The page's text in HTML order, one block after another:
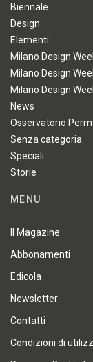
Biennale
Design
Elementi
Milano Design
Milano Design
Milano Design
News
Osservatorio
Senza categoria
Speciali
Storie
MENU
Il Magazine
Abbonamenti
Edicola
Newsletter
Contatti
Condizioni di